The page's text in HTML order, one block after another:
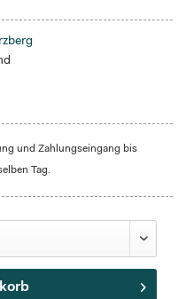
und Zahlungseingang bis
Tag.